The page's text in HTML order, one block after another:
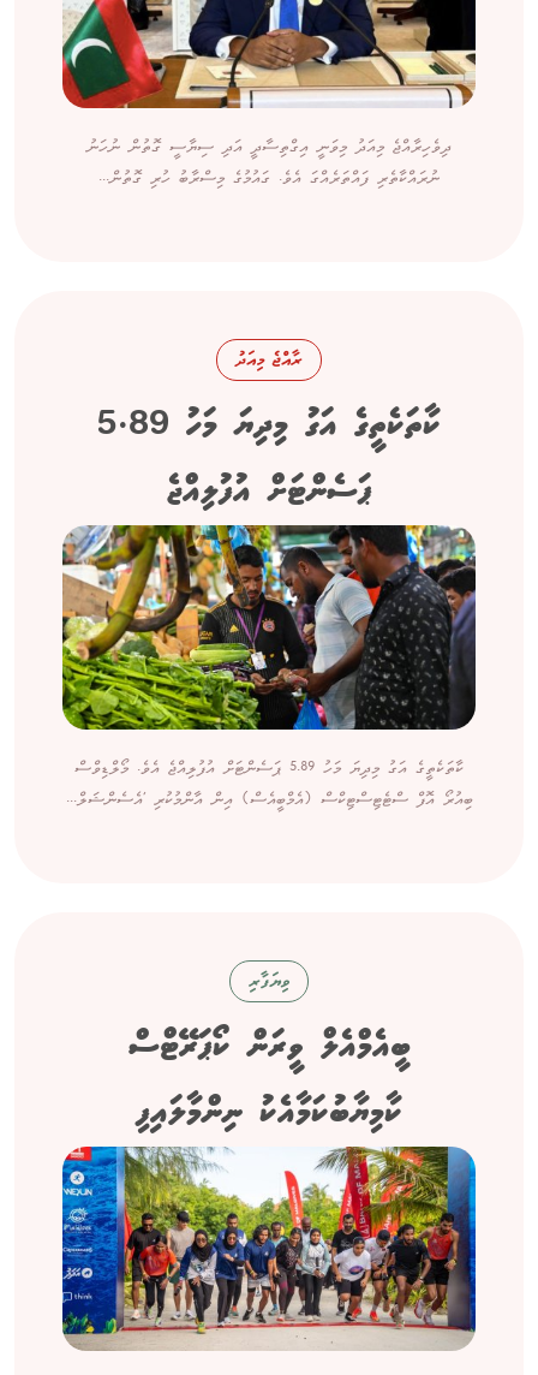
ދިވެހިރާއްޖެ މިއަދު މިވަނީ އިގްތިސާދީ އަދި ސިޔާސީ ގޮތުން ނުހަނު
ނުރައްކާތެރި ފައްތަރެއްގަ އެވެ. ގައުމުގެ މިސްރާބު ހުރި ގޮތުން...
ރާއްޖެ މިއަދު
ކާތަކެތީގެ އަގު މިދިޔަ މަހު 5.89
ޕަސެންޓަށް އުފުލިއްޖެ
ކާތަކެތީގެ އަގު މިދިޔަ މަހު 5.89 ޕަސެންޓަށް އުފުލިއްޖެ އެވެ. މޯލްޑިވްސް
ބިއުރޯ އޮފް ސްޓެޓިސްޓިކްސް (އެމްބީއެސް) އިން އާންމުކުރި 'އެސެންޝަލް...
ވިޔަފާރި
ބީއެމްއެލް ވީރަން ކޯޕަރޭޓްސް
ކާމިޔާބުކަމާއެކު ނިންމާލައިފި